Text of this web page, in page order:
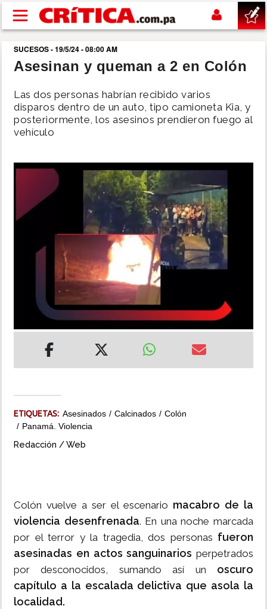
Pasar al contenido principal
buscar
NACIONAL
DEPORTES
MUNDO
IMPRESO
SUCESOS - 19/5/24 - 08:00 AM
Asesinan y queman a 2 en Colón
Las dos personas habrían recibido varios
disparos dentro de un auto, tipo camioneta Kia, y
posteriormente, los asesinos prendieron fuego al
vehículo
ETIQUETAS: Asesinados Calcinados
Colón
Panamá. Violencia
Redacción / Web
Colón vuelve a ser el escenario macabro de la
violencia desenfrenada. En una noche marcada
por el terror y la tragedia, dos personas fueron
asesinadas en actos sanguinarios perpetrados
por desconocidos, sumando así un oscuro
capítulo a la escalada delictiva que asola la
localidad.